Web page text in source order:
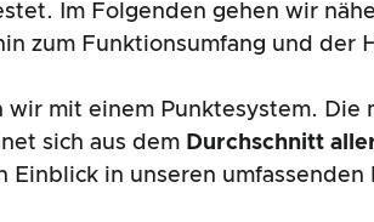
Im Folgenden gehen wir
zum Funktionsumfang und der
mit einem Punktesystem. Die
sich aus dem Durchschnitt
in unseren umfassenden